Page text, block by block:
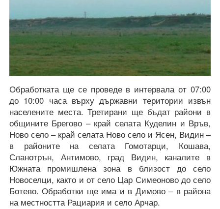
Обработката ще се проведе в интервала от 07:00
до 10:00 часа върху държавни територии извън
населените места. Третирани ще бъдат райони в
общините Брегово – край селата Куделин и Връв,
Ново село – край селата Ново село и Ясен, Видин –
в районите на селата Гомотарци, Кошава,
Сланотрън, Антимово, град Видин, каналите в
Южната промишлена зона в близост до село
Новоселци, както и от село Цар Симеоново до село
Ботево. Обработки ще има и в Димово – в района
на местността Рациария и село Арчар.